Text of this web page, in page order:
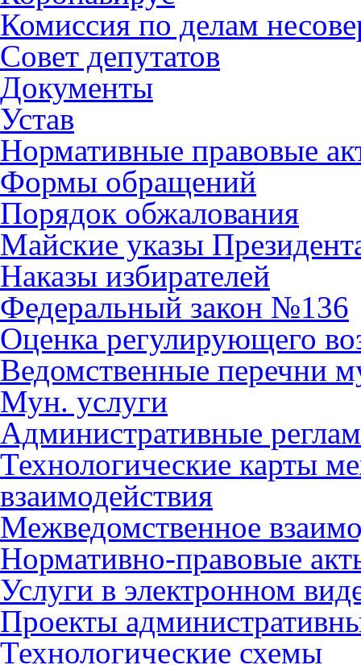
Комиссия по делам
Совет депутатов
Документы
Устав
Нормативные правовые
Формы обращений
Порядок обжалования
Майские указы
Наказы избирателей
Федеральный закон №136
Оценка регулирующего
Ведомственные перечни
Мун. услуги
Административные
Технологические карты
взаимодействия
Межведомственное
Нормативно-правовые
Услуги в электронном
Проекты
Технологические схемы